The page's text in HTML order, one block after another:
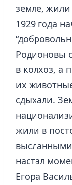
земле, жили
1929 года
Родионовы
в колхоз, а
их
сдыхали.
жили в
настал
Егора